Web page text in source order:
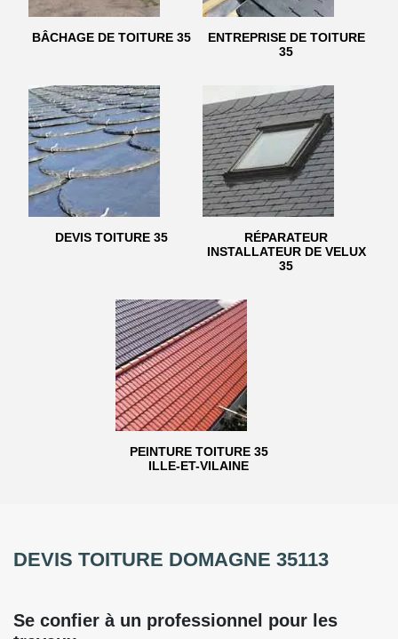
BÂCHAGE DE TOITURE 35
ENTREPRISE DE TOITURE
35
DEVIS TOITURE 35
RÉPARATEUR
INSTALLATEUR DE VELUX
35
PEINTURE TOITURE 35
ILLE-ET-VILAINE
DEVIS TOITURE DOMAGNE 35113
Se confier à un professionnel pour les